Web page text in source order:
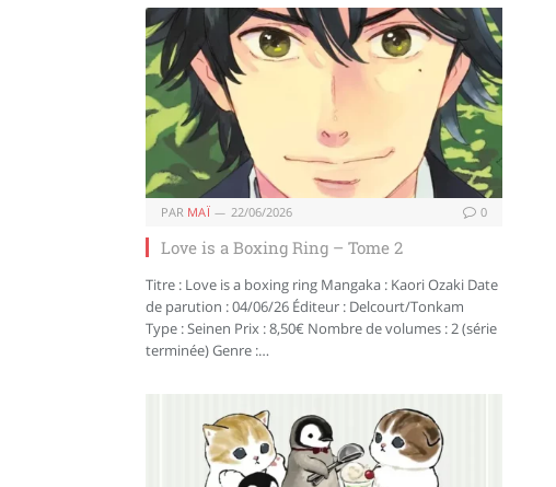
PAR MAÏ 22/06/2026 0
Love is a Boxing Ring – Tome 2
Titre : Love is a boxing ring Mangaka : Kaori Ozaki Date
de parution : 04/06/26 Éditeur : Delcourt/Tonkam
Type : Seinen Prix : 8,50€ Nombre de volumes : 2 (série
terminée) Genre :…